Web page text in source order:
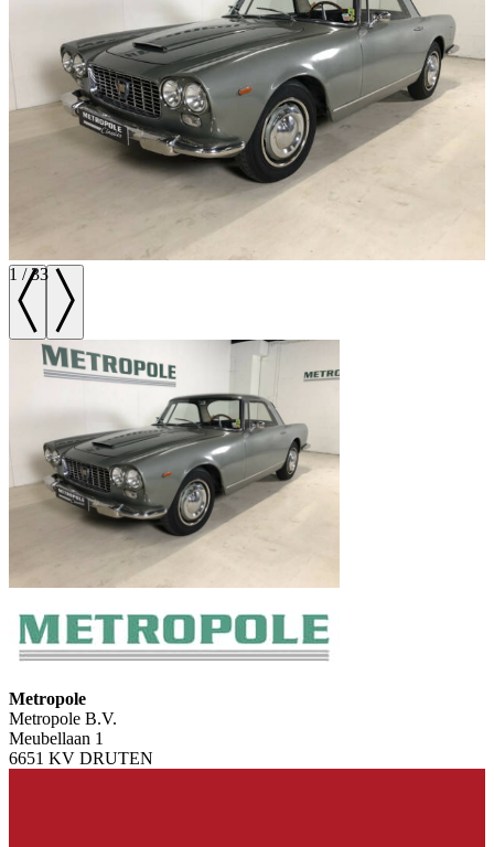
1 /33
Metropole
Metropole B.V.
Meubellaan 1
6651 KV DRUTEN